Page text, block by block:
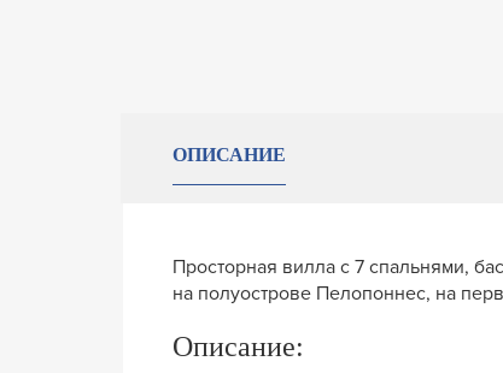
ОПИСАНИЕ
Просторная вилла с 7 спальнями,
на полуострове Пелопоннес, на
Описание: